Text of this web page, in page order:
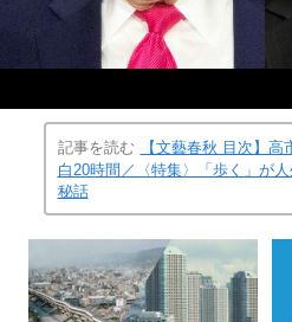
記事を読む
【文藝春秋 目次】
白20時間／〈特集〉「歩く」が
秘話